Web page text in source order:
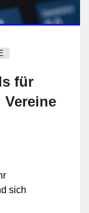
für
Vereine
sich